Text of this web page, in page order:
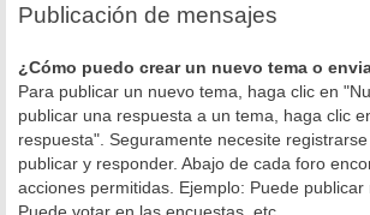
Publicación de mensajes
¿Cómo puedo crear un nuevo tema o
Para publicar un nuevo tema, haga clic en
publicar una respuesta a un tema, haga clic
respuesta". Seguramente necesite
publicar y responder. Abajo de cada foro
acciones permitidas. Ejemplo: Puede publicar
Puede votar en las encuestas, etc.